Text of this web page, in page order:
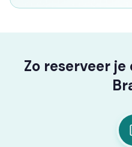
Zo reserveer